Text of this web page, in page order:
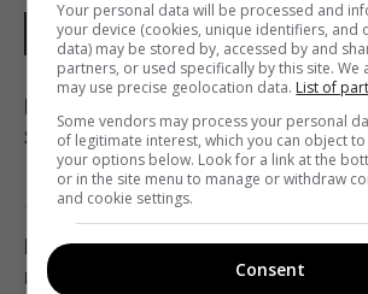
НОВОСТИ УКРАИНЫ
Маск не разрешил Украине
Starlink для ударов по
19:19 суббота, 08 августа 2026
Пессимизм вернулся в
предостерег от ошибочного
Your personal data will be processed and
your device (cookies, unique identifiers, and
data) may be stored by, accessed by and
partners, or used specifically by this site.
may use precise geolocation data. List of
Some vendors may process your personal
of legitimate interest, which you can object
your options below. Look for a link at the
or in the site menu to manage or withdraw
and cookie settings.
Consent